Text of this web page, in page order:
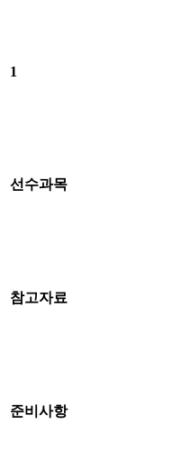
1
선수과목
참고자료
준비사항